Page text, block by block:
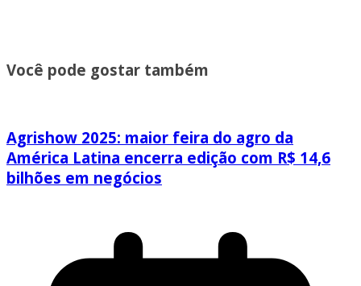
Você pode gostar também
Agrishow 2025: maior feira do agro da
América Latina encerra edição com R$ 14,6
bilhões em negócios